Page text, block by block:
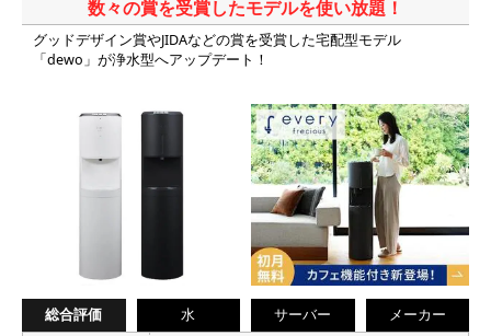
数々の賞を受賞したモデルを使い放題！
グッドデザイン賞やJIDAなどの賞を受賞した宅配型モデル
「dewo」が浄水型へアップデート！
総合評価 水 サーバー メーカー